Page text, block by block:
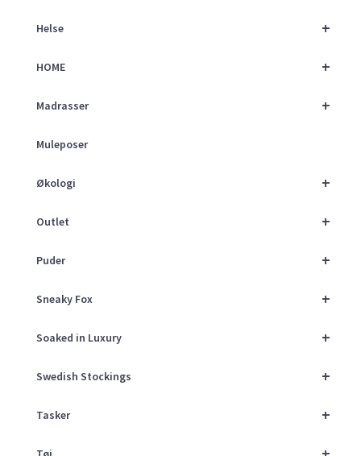
+
Helse
+
HOME
+
Madrasser
Muleposer
+
Økologi
+
Outlet
+
Puder
+
Sneaky Fox
+
Soaked in Luxury
+
Swedish Stockings
+
Tasker